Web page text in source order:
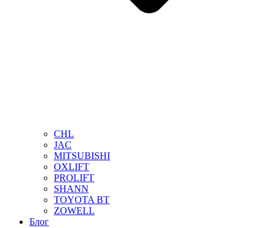
CHL
JAC
MITSUBISHI
OXLIFT
PROLIFT
SHANN
TOYOTA BT
ZOWELL
Блог